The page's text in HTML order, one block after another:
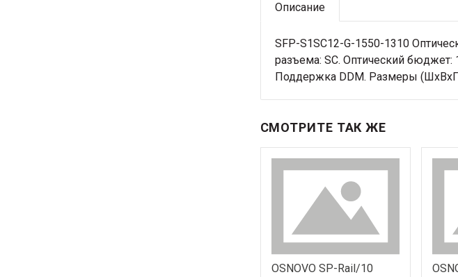
Описание
SFP-S1SC12-G-1550-1310
разъема: SC. Оптический бюджет:
Поддержка DDM. Размеры
СМОТРИТЕ ТАК ЖЕ
OSNOVO SP-Rail/10